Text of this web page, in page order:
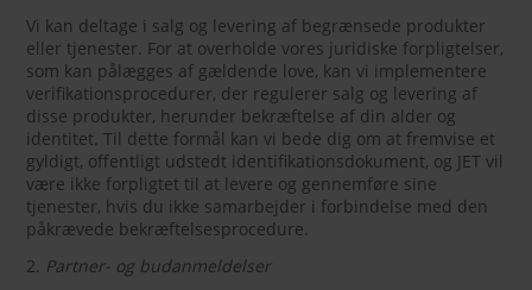
Vi kan deltage i salg og levering af begrænsede produkter
eller tjenester. For at overholde vores juridiske forpligtelser,
som kan pålægges af gældende love, kan vi implementere
verifikationsprocedurer, der regulerer salg og levering af
disse produkter, herunder bekræftelse af din alder og
identitet. Til dette formål kan vi bede dig om at fremvise et
gyldigt, offentligt udstedt identifikationsdokument, og JET vil
være ikke forpligtet til at levere og gennemføre sine
tjenester, hvis du ikke samarbejder i forbindelse med den
påkrævede bekræftelsesprocedure.
2. Partner- og budanmeldelser